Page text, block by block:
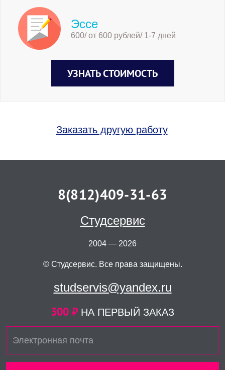
Эссе
600/ от 600 рублей/ 1-7 дней
УЗНАТЬ СТОИМОСТЬ
Заказать другую работу
8(812)409-31-63
Студсервис
2004 — 2026
© Студсервис. Все права защищены.
studservis@yandex.ru
300 ₽ НА ПЕРВЫЙ ЗАКАЗ